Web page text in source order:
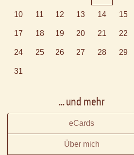
10 11 12 13 14 15
17 18 19 20 21 22
24 25 26 27 28 29
31
... und mehr
eCards
Über mich